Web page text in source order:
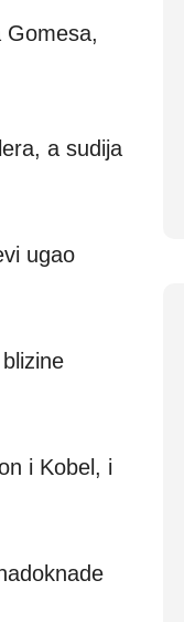
Gomesa,
a sudija
ugao
i Kobel, i